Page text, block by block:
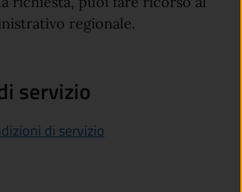
regionale.
servizio
di servizio